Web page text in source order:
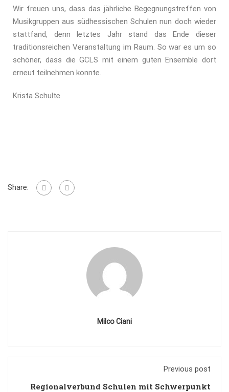
Wir freuen uns, dass das jährliche Begegnungstreffen von
Musikgruppen aus südhessischen Schulen nun doch wieder
stattfand, denn letztes Jahr stand das Ende dieser
traditionsreichen Veranstaltung im Raum. So war es um so
schöner, dass die GCLS mit einem guten Ensemble dort
erneut teilnehmen konnte.
Krista Schulte
Share:
Milco Ciani
Previous post
Regionalverbund Schulen mit Schwerpunkt